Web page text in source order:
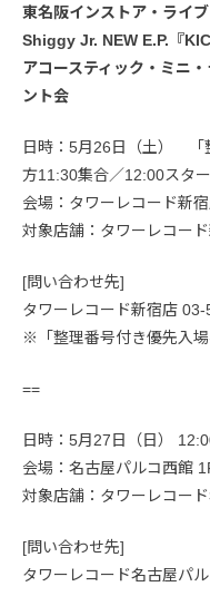
東名阪インストア・ライ
Shiggy Jr. NEW E.P.『
アコースティック・ミニ
ント会
日時：5月26日（土） 「
方11:30集合／12:00スタ
会場：タワーレコード新
対象店舗：タワーレコー
[問い合わせ先]
タワーレコード新宿店
※「整理番号付き優先入
==
日時：5月27日（日）
会場：名古屋パルコ西館
対象店舗：タワーレコー
[問い合わせ先]
タワーレコード名古屋パ